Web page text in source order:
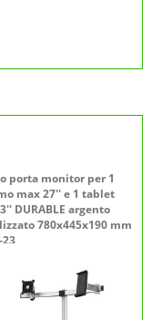
porta monitor per 1
max 27'' e 1 tablet
DURABLE argento
780x445x190 mm
23